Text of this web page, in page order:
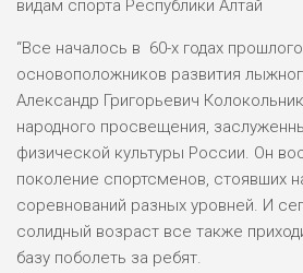
Методические материалы
Обратная связь для сообщений
«Прямая линия» по вопросам
просвещения
Формы документов, связанных
коррупции, для заполнения
Доклады, отчеты, обзоры,
информация
Информация о мероприятиях
видам спорта Республики Алтай
“Все началось в 60-х годах
основоположников развития
Александр Григорьевич
народного просвещения,
физической культуры России. Он
поколение спортсменов, стоявших
соревнований разных уровней. И
солидный возраст все также
базу поболеть за ребят.